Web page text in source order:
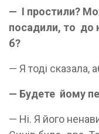
— І простили?
посадили, то до
б?
— Я тоді сказала,
— Будете йому
— Ні. Я його